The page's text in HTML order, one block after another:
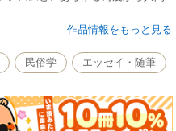
作品情報をもっと見る
民俗学 エッセイ・随筆